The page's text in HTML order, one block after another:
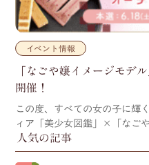
イベント情報
「なごや嬢イメージモデ
開催！
この度、すべての女の子に輝
ィア「美少女図鑑」×「なご
人気の記事